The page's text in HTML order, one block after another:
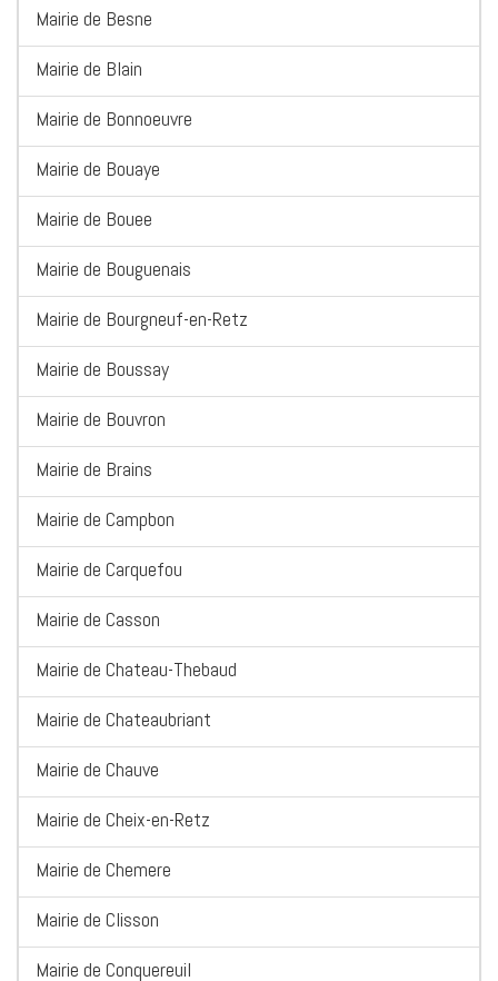
Mairie de Besne
Mairie de Blain
Mairie de Bonnoeuvre
Mairie de Bouaye
Mairie de Bouee
Mairie de Bouguenais
Mairie de Bourgneuf-en-Retz
Mairie de Boussay
Mairie de Bouvron
Mairie de Brains
Mairie de Campbon
Mairie de Carquefou
Mairie de Casson
Mairie de Chateau-Thebaud
Mairie de Chateaubriant
Mairie de Chauve
Mairie de Cheix-en-Retz
Mairie de Chemere
Mairie de Clisson
Mairie de Conquereuil